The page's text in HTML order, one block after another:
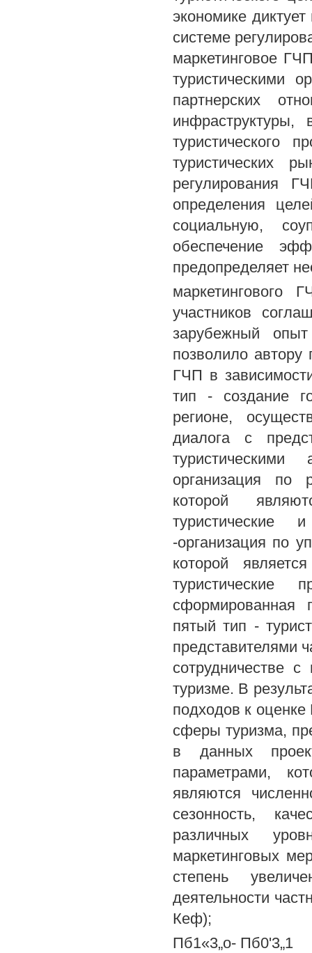
экономике
системе
маркетинговое
туристическими
партнерских
туристического
туристических
регулирования
определения
социальную,
обеспечение
предопределяет
маркетингового
участников
зарубежный
позволило автору
ГЧП в
тип - создание
регионе,
диалога с
организация по
которой
туристические
-организация по
которой
туристические
сформированная
пятый тип -
представителями
сотрудничестве
туризме. В
подходов к
сферы туризма,
в данных
параметрами,
являются
сезонность,
различных
маркетинговых
степень
деятельности
Кеф);
Пб1«3„о- Пб0'3„1